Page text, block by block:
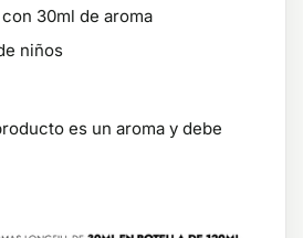
30ml de aroma
niños
es un aroma y debe